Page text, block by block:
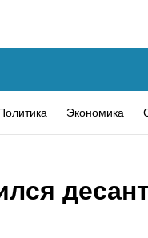
Экономика